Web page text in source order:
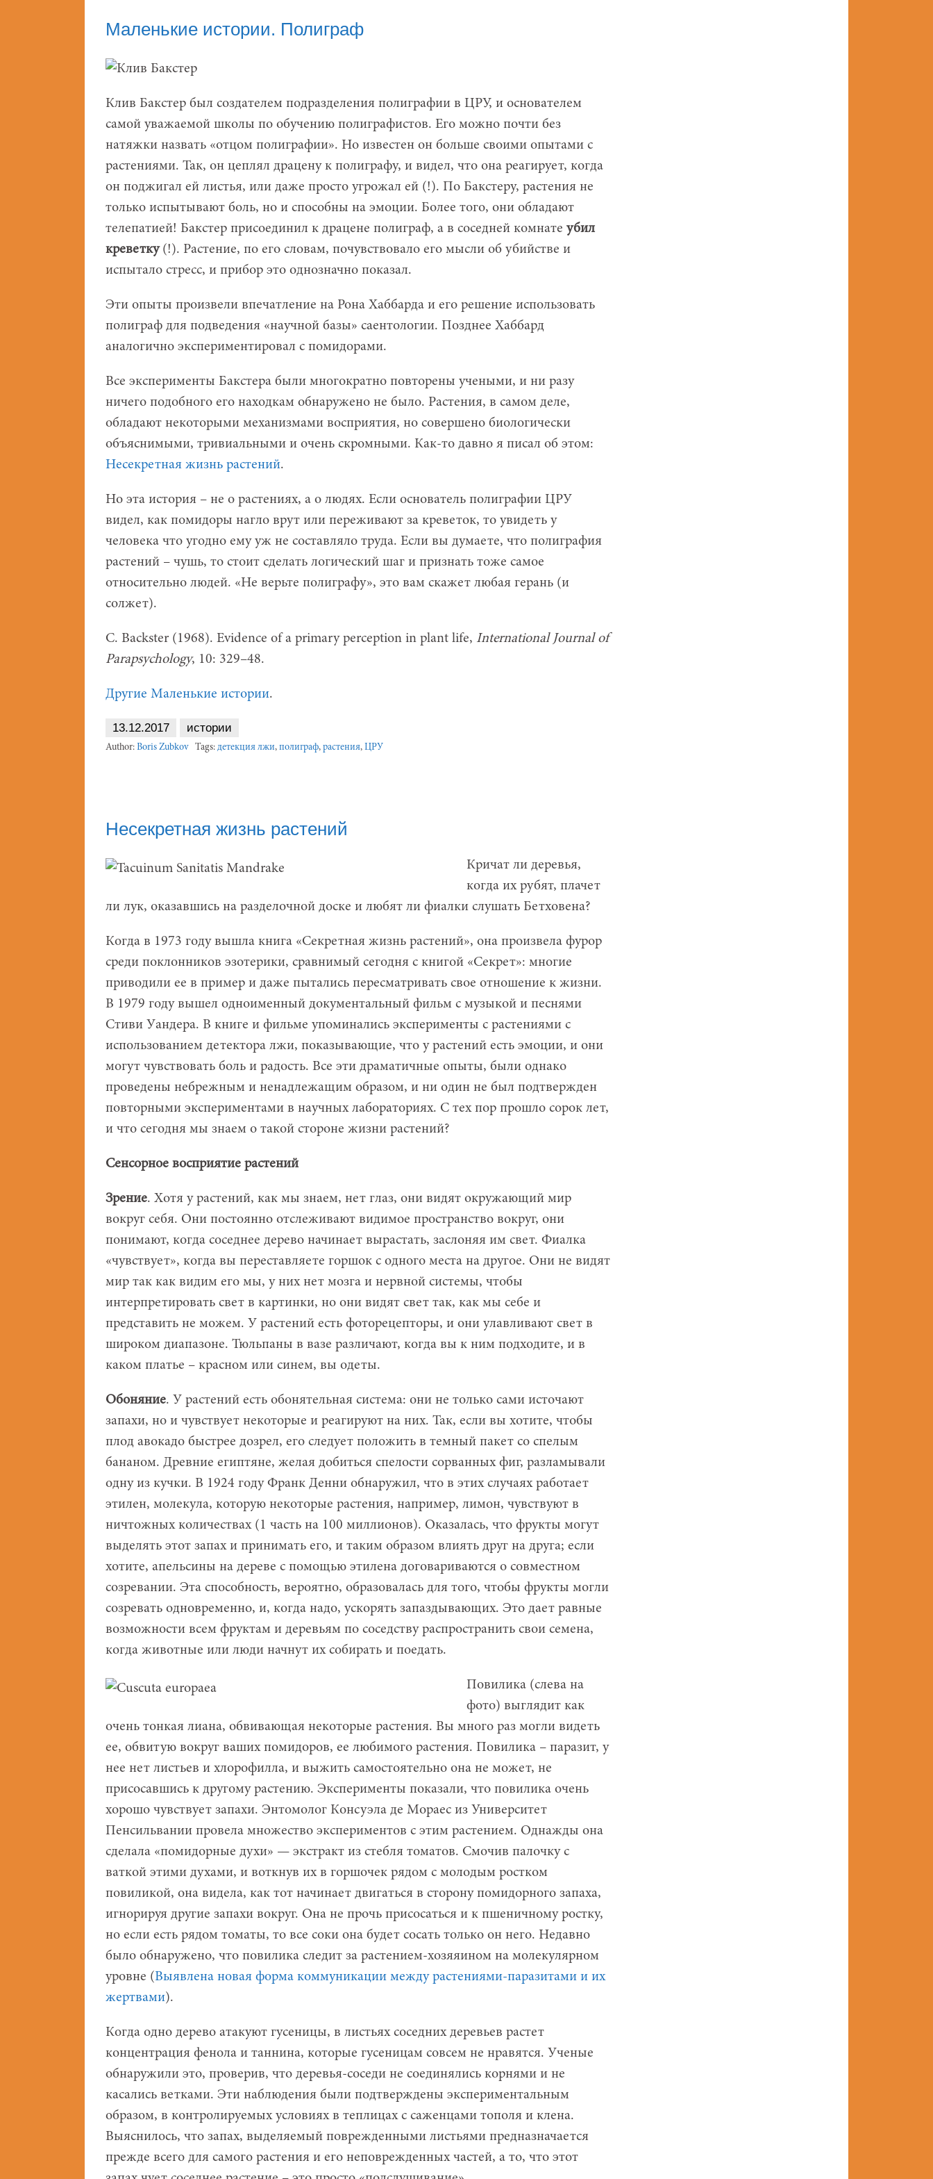
Маленькие истории. Полиграф
Клив Бакстер был создателем подразделения полиграфии в ЦРУ, и основателем
самой уважаемой школы по обучению полиграфистов. Его можно почти без
натяжки назвать «отцом полиграфии». Но известен он больше своими опытами с
растениями. Так, он цеплял драцену к полиграфу, и видел, что она реагирует, когда
он поджигал ей листья, или даже просто угрожал ей (!). По Бакстеру, растения не
только испытывают боль, но и способны на эмоции. Более того, они обладают
телепатией! Бакстер присоединил к драцене полиграф, а в соседней комнате убил
креветку(!). Растение, по его словам, почувствовало его мысли об убийстве и
испытало стресс, и прибор это однозначно показал.
Эти опыты произвели впечатление на Рона Хаббарда и его решение использовать
полиграф для подведения «научной базы» саентологии. Позднее Хаббард
аналогично экспериментировал с помидорами.
Все эксперименты Бакстера были многократно повторены учеными, и ни разу
ничего подобного его находкам обнаружено не было. Растения, в самом деле,
обладают некоторыми механизмами восприятия, но совершено биологически
объяснимыми, тривиальными и очень скромными. Как-то давно я писал об этом:
Несекретная жизнь растений.
Но эта история – не о растениях, а о людях. Если основатель полиграфии ЦРУ
видел, как помидоры нагло врут или переживают за креветок, то увидеть у
человека что угодно ему уж не составляло труда. Если вы думаете, что полиграфия
растений – чушь, то стоит сделать логический шаг и признать тоже самое
относительно людей. «Не верьте полиграфу», это вам скажет любая герань (и
солжет).
C. Backster (1968). Evidence of a primary perception in plant life, International Journal of
Parapsychology, 10: 329–48.
Другие Маленькие истории.
13.12.2017 истории
Author: Boris Zubkov Tags: детекция лжи, полиграф, растения, ЦРУ
Несекретная жизнь растений
Кричат ли деревья,
когда их рубят, плачет
ли лук, оказавшись на разделочной доске и любят ли фиалки слушать Бетховена?
Когда в 1973 году вышла книга «Секретная жизнь растений», она произвела фурор
среди поклонников эзотерики, сравнимый сегодня с книгой «Секрет»: многие
приводили ее в пример и даже пытались пересматривать свое отношение к жизни.
В 1979 году вышел одноименный документальный фильм с музыкой и песнями
Стиви Уандера. В книге и фильме упоминались эксперименты с растениями с
использованием детектора лжи, показывающие, что у растений есть эмоции, и они
могут чувствовать боль и радость. Все эти драматичные опыты, были однако
проведены небрежным и ненадлежащим образом, и ни один не был подтвержден
повторными экспериментами в научных лабораториях. С тех пор прошло сорок лет,
и что сегодня мы знаем о такой стороне жизни растений?
Сенсорное восприятие растений
Зрение. Хотя у растений, как мы знаем, нет глаз, они видят окружающий мир
вокруг себя. Они постоянно отслеживают видимое пространство вокруг, они
понимают, когда соседнее дерево начинает вырастать, заслоняя им свет. Фиалка
«чувствует», когда вы переставляете горшок с одного места на другое. Они не видят
мир так как видим его мы, у них нет мозга и нервной системы, чтобы
интерпретировать свет в картинки, но они видят свет так, как мы себе и
представить не можем. У растений есть фоторецепторы, и они улавливают свет в
широком диапазоне. Тюльпаны в вазе различают, когда вы к ним подходите, и в
каком платье – красном или синем, вы одеты.
Обоняние. У растений есть обонятельная система: они не только сами источают
запахи, но и чувствует некоторые и реагируют на них. Так, если вы хотите, чтобы
плод авокадо быстрее дозрел, его следует положить в темный пакет со спелым
бананом. Древние египтяне, желая добиться спелости сорванных фиг, разламывали
одну из кучки. В 1924 году Франк Денни обнаружил, что в этих случаях работает
этилен, молекула, которую некоторые растения, например, лимон, чувствуют в
ничтожных количествах (1 часть на 100 миллионов). Оказалась, что фрукты могут
выделять этот запах и принимать его, и таким образом влиять друг на друга; если
хотите, апельсины на дереве с помощью этилена договариваются о совместном
созревании. Эта способность, вероятно, образовалась для того, чтобы фрукты могли
созревать одновременно, и, когда надо, ускорять запаздывающих. Это дает равные
возможности всем фруктам и деревьям по соседству распространить свои семена,
когда животные или люди начнут их собирать и поедать.
Повилика (слева на
фото) выглядит как
очень тонкая лиана, обвивающая некоторые растения. Вы много раз могли видеть
ее, обвитую вокруг ваших помидоров, ее любимого растения. Повилика – паразит, у
нее нет листьев и хлорофилла, и выжить самостоятельно она не может, не
присосавшись к другому растению. Эксперименты показали, что повилика очень
хорошо чувствует запахи. Энтомолог Консуэла де Мораес из Университет
Пенсильвании провела множество экспериментов с этим растением. Однажды она
сделала «помидорные духи» — экстракт из стебля томатов. Смочив палочку с
ваткой этими духами, и воткнув их в горшочек рядом с молодым ростком
повиликой, она видела, как тот начинает двигаться в сторону помидорного запаха,
игнорируя другие запахи вокруг. Она не прочь присосаться и к пшеничному ростку,
но если есть рядом томаты, то все соки она будет сосать только он него. Недавно
было обнаружено, что повилика следит за растением-хозяяином на молекулярном
уровне (Выявлена новая форма коммуникации между растениями-паразитами и их
жертвами).
Когда одно дерево атакуют гусеницы, в листьях соседних деревьев растет
концентрация фенола и таннина, которые гусеницам совсем не нравятся. Ученые
обнаружили это, проверив, что деревья-соседи не соединялись корнями и не
касались ветками. Эти наблюдения были подтверждены экспериментальным
образом, в контролируемых условиях в теплицах с саженцами тополя и клена.
Выяснилось, что запах, выделяемый поврежденными листьями предназначается
прежде всего для самого растения и его неповрежденных частей, а то, что этот